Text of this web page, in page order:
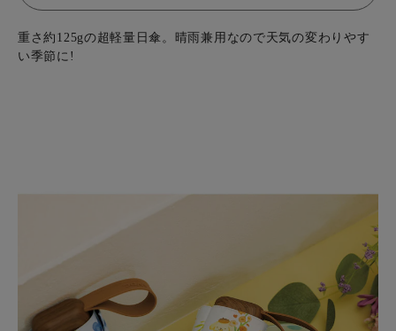
重さ約125gの超軽量日傘。晴雨兼用なので天気の変わりやす
い季節に!